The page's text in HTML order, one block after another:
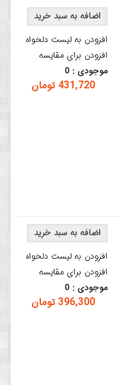
افزودن به لیست دلخواه
افزودن برای مقایسه
موجودی : 0
431,720 تومان
افزودن به لیست دلخواه
افزودن برای مقایسه
موجودی : 0
396,300 تومان